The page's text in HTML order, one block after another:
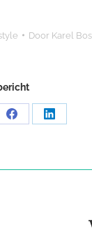
Door Karel
Share Share